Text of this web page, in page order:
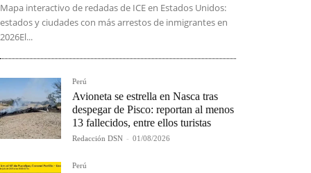
Mapa interactivo de redadas de ICE en Estados Unidos:
estados y ciudades con más arrestos de inmigrantes en
2026El...
Perú
Avioneta se estrella en Nasca tras
despegar de Pisco: reportan al menos
13 fallecidos, entre ellos turistas
Redacción DSN - 01/08/2026
Perú